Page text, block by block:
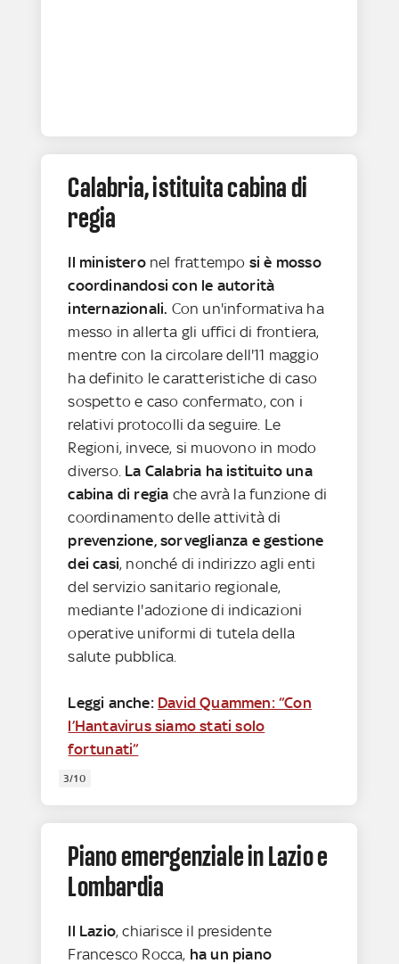
Calabria, istituita cabina di
regia
Il ministeronel frattempo si è mosso
coordinandosi con le autorità
internazionali. Con un'informativa ha
messo in allerta gli uffici di frontiera,
mentre con la circolare dell'11 maggio
ha definito le caratteristiche di caso
sospetto e caso confermato, con i
relativi protocolli da seguire. Le
Regioni, invece, si muovono in modo
diverso. La Calabria ha istituito una
cabina di regia che avrà la funzione di
coordinamento delle attività di
prevenzione, sorveglianza e gestione
dei casi, nonché di indirizzo agli enti
del servizio sanitario regionale,
mediante l'adozione di indicazioni
operative uniformi di tutela della
salute pubblica.
Leggi anche: David Quammen: “Con
l’Hantavirus siamo stati solo
fortunati”
3/10
Piano emergenziale in Lazio e
Lombardia
Il Lazio, chiarisce il presidente
Francesco Rocca, ha un piano